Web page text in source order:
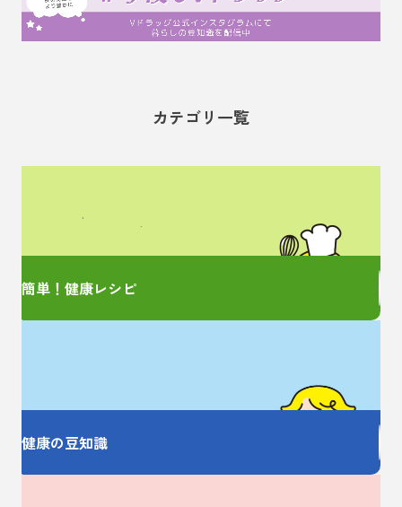
カテゴリ一覧
簡単レシピをご紹介！
簡単！健康レシピ
健康の豆知識